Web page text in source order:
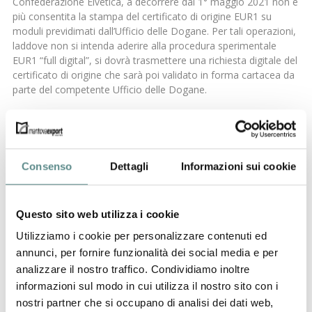
Consenso Dettagli Informazioni sui cookie
Questo sito web utilizza i cookie
Utilizziamo i cookie per personalizzare contenuti ed
annunci, per fornire funzionalità dei social media e per
analizzare il nostro traffico. Condividiamo inoltre
informazioni sul modo in cui utilizza il nostro sito con i
nostri partner che si occupano di analisi dei dati web,
più consentita la stampa del certificato di origine EUR1 su
moduli previdimati dall’Ufficio delle Dogane. Per tali operazioni,
laddove non si intenda aderire alla procedura sperimentale
EUR1 “full digital”, si dovrà trasmettere una richiesta digitale del
certificato di origine che sarà poi validato in forma cartacea da
parte del competente Ufficio delle Dogane.
successivo:eur 1
news
31/07/2026
CHIUSURA ESTIVA UFFICI